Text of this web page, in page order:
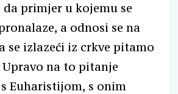
primjer u kojemu se
a odnosi se na
se izlazeći iz crkve pitamo
Upravo na to pitanje
Euharistijom, s onim